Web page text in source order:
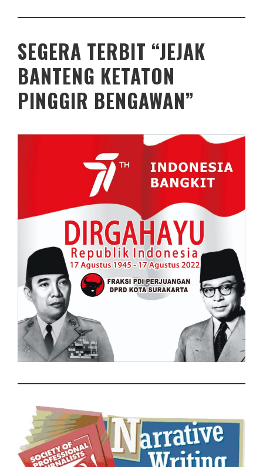
SEGERA TERBIT “JEJAK
BANTENG KETATON
PINGGIR BENGAWAN”